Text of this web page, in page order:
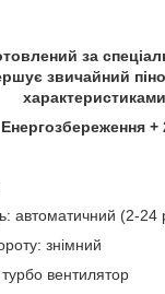
за
звичайний
Енергозбереження +
автоматичний (2-24
знімний
вентилятор